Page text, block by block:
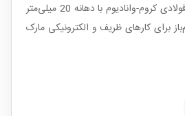
ست دو عددی انبر قفلی فولادی کروم-وانادیوم با دهانه 20 میلی‌متر
برای کارهای ظریف و الکترونیکی مارک